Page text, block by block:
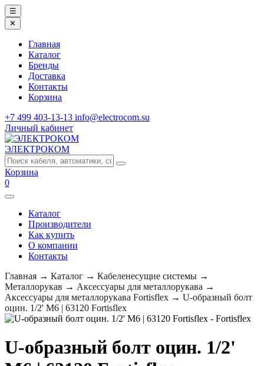
☰
✕
Главная
Каталог
Бренды
Доставка
Контакты
Корзина
+7 499 403-13-13 info@electrocom.su
Личный кабинет
ЭЛЕКТРОКОМ
Корзина
0
Каталог
Производители
Как купить
О компании
Контакты
Главная → Каталог → Кабеленесущие системы →
Металлорукав → Аксессуары для металлорукава →
Аксессуары для металлорукава Fortisflex → U-образный болт
оцин. 1/2' М6 | 63120 Fortisflex
U-образный болт оцин. 1/2'